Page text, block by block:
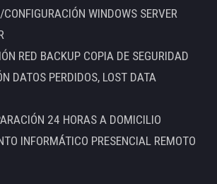
WINDOWS SERVER
RED BACKUP COPIA DE SEGURIDAD
DATOS PERDIDOS, LOST DATA
24 HORAS A DOMICILIO
INFORMÁTICO PRESENCIAL REMOTO